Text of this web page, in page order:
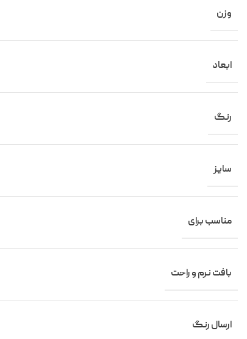
وزن
ابعاد
رنگ
سایز
مناسب برای
بافت نرم و راحت
ارسال رنگ